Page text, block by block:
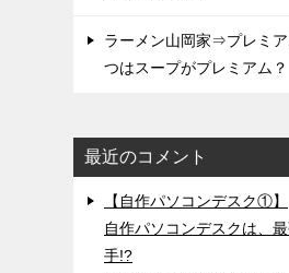
ラーメン山岡家⇒プレミア
つはスープがプレミアム？
最近のコメント
【自作パソコンデスク①】
自作パソコンデスクは、
手!?